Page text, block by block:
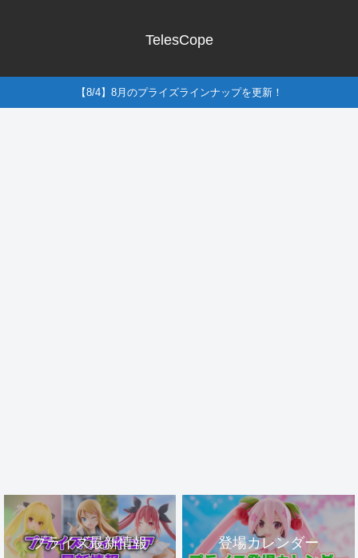
TelesCope
【8/4】8月のプライズラインナップを更新！
プライズ最新情報 登場カレンダー